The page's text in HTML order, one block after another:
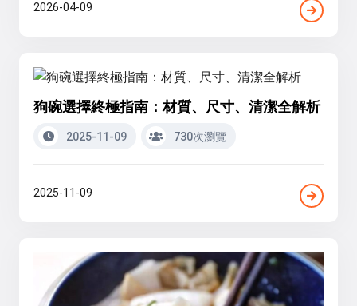
2026-04-09
狗碗選擇終極指南：材質、尺寸、清潔全解析
2025-11-09 730次瀏覽
2025-11-09